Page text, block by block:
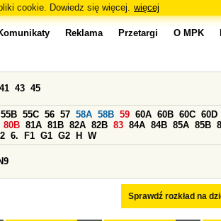
cookie. Dowiedz się więcej. więcej
Reklama Przetargi O MPK
Sprawdź rozkład na
41 43 45
55B 55C 56 57 58A 58B 59 60A 60B 60C 60D
80B 81A 81B 82A 82B 83 84A 84B 85A 85B
6. F1 G1 G2 H W